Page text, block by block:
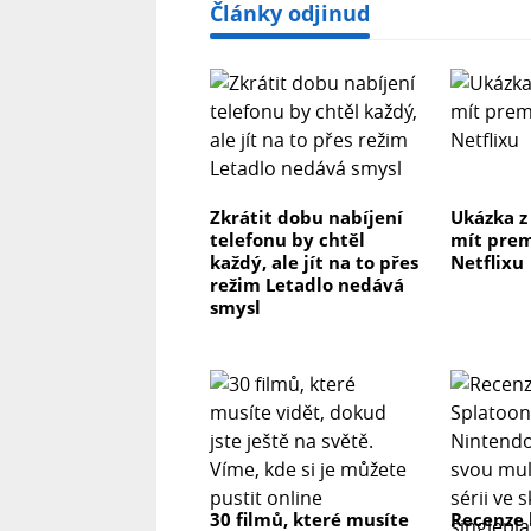
Články odjinud
Zkrátit dobu nabíjení
telefonu by chtěl
každý, ale jít na to přes
režim Letadlo nedává
smysl
Ukázka
mít
Netflixu
30 filmů, které musíte